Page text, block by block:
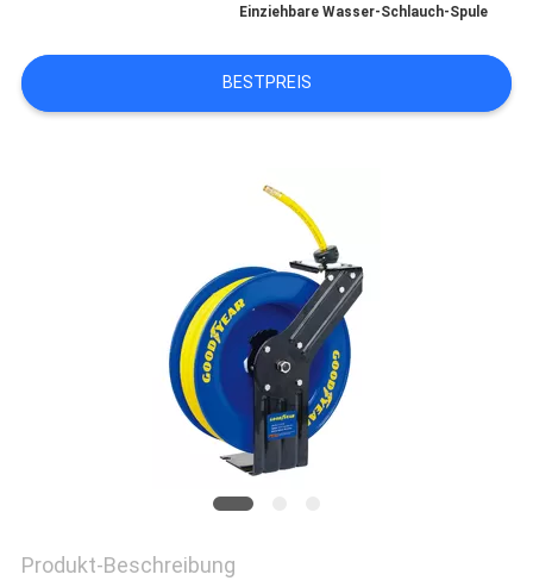
FORDERN
SIE
EIN
Einziehbare Wasser-Schlauch-Spule
BESTPREIS
Produkt-Beschreibung